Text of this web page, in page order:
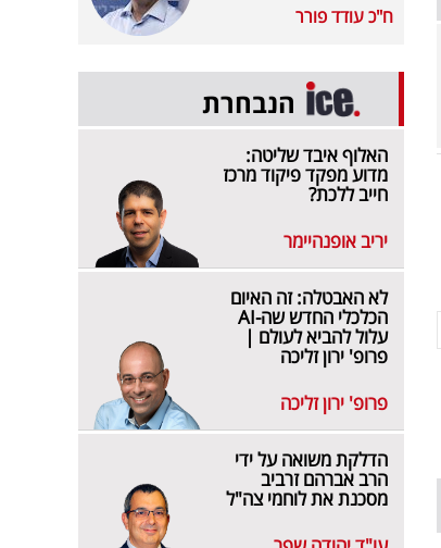
ח"כ עודד פורר
הנבחרת
האלוף איבד שליטה:
מדוע מפקד פיקוד מרכז
חייב ללכת?
יריב אופנהיימר
לא האבטלה: זה האיום
הכלכלי החדש שה-AI
עלול להביא לעולם |
פרופ' ירון זליכה
פרופ' ירון זליכה
הדלקת משואה על ידי
הרב אברהם זרביב
מסכנת את לוחמי צה"ל